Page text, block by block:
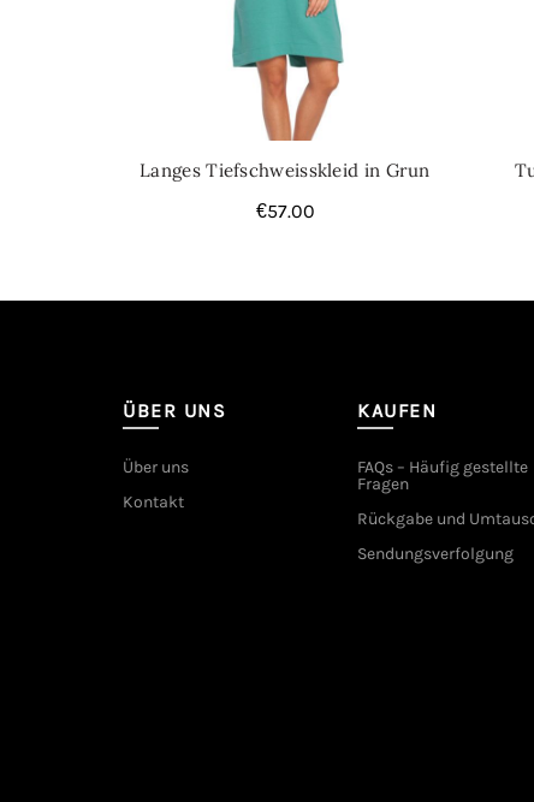
Langes Tiefschweisskleid in Grun
€57.00
ÜBER UNS
Über uns
Kontakt
KAUFEN
FAQs – Häufig gestellte
Fragen
Rückgabe und
Sendungsverfolgung